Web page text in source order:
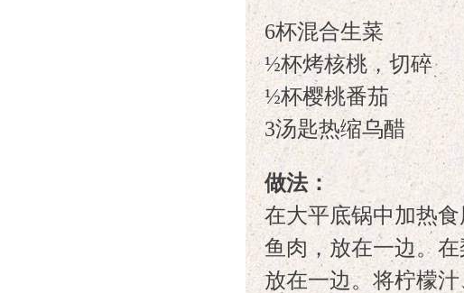
6杯混合生菜
½杯烤核桃，切碎
½杯樱桃番茄
3汤匙热缩乌醋
做法：
在大平底锅中加热
鱼肉，放在一边。
放在一边。将柠檬